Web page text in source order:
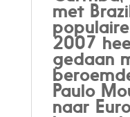
met
2007
gedaan
Paulo
naar